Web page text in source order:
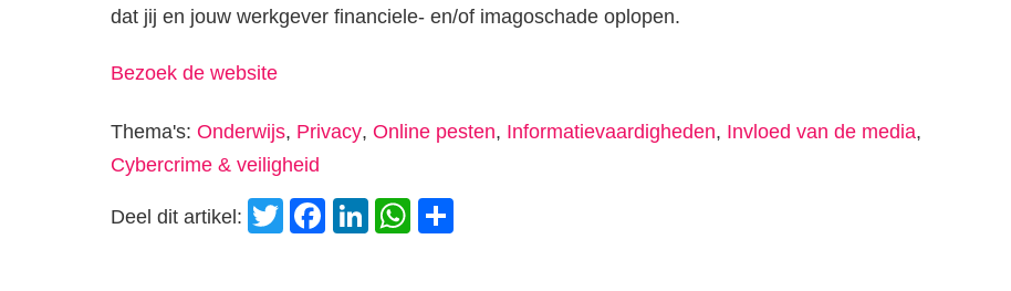
dat jij en jouw werkgever financiele- en/of imagoschade oplopen.
Bezoek de website
Thema's: Onderwijs, Privacy, Online pesten, Informatievaardigheden, Invloed van de media,
Cybercrime & veiligheid
Deel dit artikel: Twitter
Facebook
LinkedIn
WhatsApp